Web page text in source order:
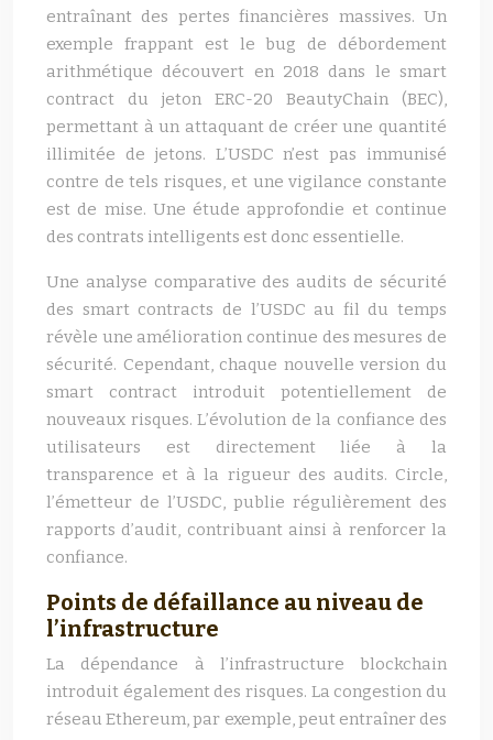
entraînant des pertes financières massives. Un
exemple frappant est le bug de débordement
arithmétique découvert en 2018 dans le smart
contract du jeton ERC-20 BeautyChain (BEC),
permettant à un attaquant de créer une quantité
illimitée de jetons. L’USDC n’est pas immunisé
contre de tels risques, et une vigilance constante
est de mise. Une étude approfondie et continue
des contrats intelligents est donc essentielle.
Une analyse comparative des audits de sécurité
des smart contracts de l’USDC au fil du temps
révèle une amélioration continue des mesures de
sécurité. Cependant, chaque nouvelle version du
smart contract introduit potentiellement de
nouveaux risques. L’évolution de la confiance des
utilisateurs est directement liée à la
transparence et à la rigueur des audits. Circle,
l’émetteur de l’USDC, publie régulièrement des
rapports d’audit, contribuant ainsi à renforcer la
confiance.
Points de défaillance au niveau de
l’infrastructure
La dépendance à l’infrastructure blockchain
introduit également des risques. La congestion du
réseau Ethereum, par exemple, peut entraîner des